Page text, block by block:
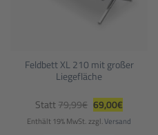
Feldbett XL 210 mit großer
Liegefläche
Statt 79,99€ Ursprünglicher
Preis
war:
79,99€
69,00€Aktueller
Preis
ist:
69,00€.
Enthält 19% MwSt.zzgl.Versand